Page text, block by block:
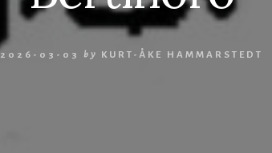
2026-03-03 by KURT-ÅKE HAMMARSTEDT